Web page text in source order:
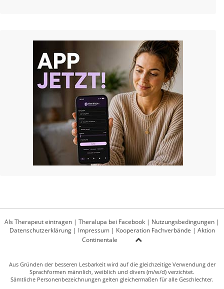
Als Therapeut eintragen | Theralupa bei Facebook | Nutzungsbedingungen |
Datenschutzerklärung| Impressum| Kooperation Fachverbände | Aktion
Continentale
Aus Gründen der besseren Lesbarkeit wird auf die gleichzeitige Verwendung der
Sprachformen männlich, weiblich und divers (m/w/d) verzichtet.
Sämtliche Personenbezeichnungen gelten gleichermaßen für alle Geschlechter.